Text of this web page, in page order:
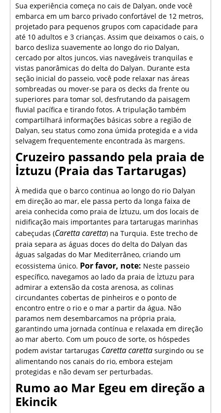
Sua experiência começa no cais de Dalyan, onde você
embarca em um barco privado confortável de 12 metros,
projetado para pequenos grupos com capacidade para
até 10 adultos e 3 crianças. Assim que deixamos o cais, o
barco desliza suavemente ao longo do rio Dalyan,
cercado por altos juncos, vias navegáveis tranquilas e
vistas panorâmicas do delta do Dalyan. Durante esta
seção inicial do passeio, você pode relaxar nas áreas
sombreadas ou mover-se para os decks da frente ou
superiores para tomar sol, desfrutando da paisagem
fluvial pacífica e tirando fotos. A tripulação também
compartilhará informações básicas sobre a região de
Dalyan, seu status como zona úmida protegida e a vida
selvagem frequentemente encontrada às margens.
Cruzeiro passando pela praia de
İztuzu (Praia das Tartarugas)
À medida que o barco continua ao longo do rio Dalyan
em direção ao mar, ele passa perto da longa faixa de
areia conhecida como praia de İztuzu, um dos locais de
nidificação mais importantes para tartarugas marinhas
cabeçudas (Caretta caretta) na Turquia. Este trecho de
praia separa as águas doces do delta do Dalyan das
águas salgadas do Mar Mediterrâneo, criando um
ecossistema único. Por favor, note: Neste passeio
específico, navegamos ao lado da praia de İztuzu para
admirar a extensão da costa arenosa, as colinas
circundantes cobertas de pinheiros e o ponto de
encontro entre o rio e o mar a partir da água. Não
paramos nem desembarcamos na própria praia,
garantindo uma jornada contínua e relaxada em direção
ao mar aberto. Com um pouco de sorte, os hóspedes
podem avistar tartarugas Caretta caretta surgindo ou se
alimentando nos canais do rio, embora estejam
protegidas e não devam ser perturbadas.
Rumo ao Mar Egeu em direção a
Ekincik